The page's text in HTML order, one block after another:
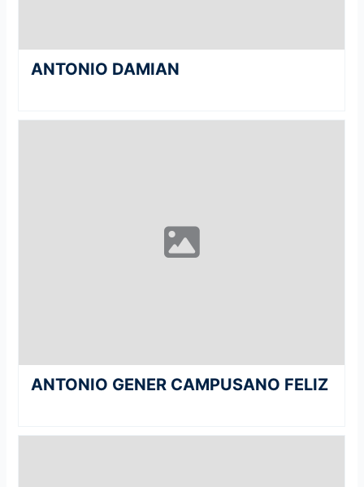
ANTONIO DAMIAN
ANTONIO GENER CAMPUSANO FELIZ